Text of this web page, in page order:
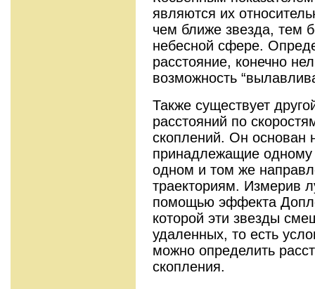
являются их
чем ближе звезда, тем
небесной сфере.
расстояние, конечно
возможность
Также существует
расстояний по
скоплений. Он основан
принадлежащие
одном и том же
траекториям. Измерив
помощью эффекта
которой эти звезды
удаленных, то есть
можно определить
скопления.